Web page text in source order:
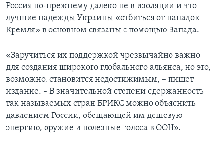
Россия по-прежнему далеко не в изоляции и что
лучшие надежды Украины «отбиться от нападок
Кремля» в основном связаны с помощью Запада.
«Заручиться их поддержкой чрезвычайно важно
для создания широкого глобального альянса, но это,
возможно, становится недостижимым, – пишет
издание. – В значительной степени сдержанность
так называемых стран БРИКС можно объяснить
давлением России, обещающей им дешевую
энергию, оружие и полезные голоса в ООН».